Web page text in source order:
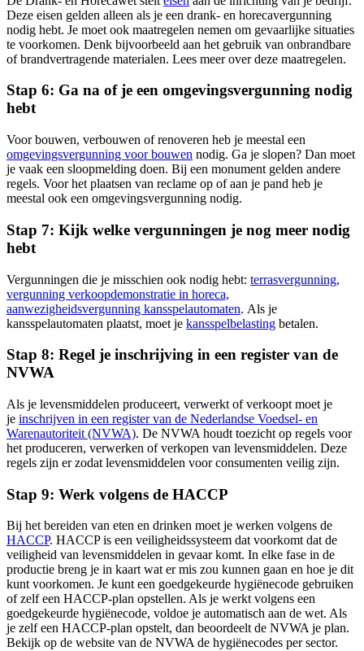
Deze eisen gelden alleen als je een drank- en horecavergunning
nodig hebt. Je moet ook maatregelen nemen om gevaarlijke situaties
te voorkomen. Denk bijvoorbeeld aan het gebruik van onbrandbare
of brandvertragende materialen. Lees meer over deze maatregelen.
Stap 6: Ga na of je een omgevingsvergunning nodig
hebt
Voor bouwen, verbouwen of renoveren heb je meestal een
omgevingsvergunning voor bouwen nodig. Ga je slopen? Dan moet
je vaak een sloopmelding doen. Bij een monument gelden andere
regels. Voor het plaatsen van reclame op of aan je pand heb je
meestal ook een omgevingsvergunning nodig.
Stap 7: Kijk welke vergunningen je nog meer nodig
hebt
Vergunningen die je misschien ook nodig hebt: terrasvergunning,
vergunning verkoopdemonstratie in horeca,
aanwezigheidsvergunning kansspelautomaten. Als je
kansspelautomaten plaatst, moet je kansspelbelasting betalen.
Stap 8: Regel je inschrijving in een register van de
NVWA
Als je levensmiddelen produceert, verwerkt of verkoopt moet je
je inschrijven in een register van de Nederlandse Voedsel- en
Warenautoriteit (NVWA). De NVWA houdt toezicht op regels voor
het produceren, verwerken of verkopen van levensmiddelen. Deze
regels zijn er zodat levensmiddelen voor consumenten veilig zijn.
Stap 9: Werk volgens de HACCP
Bij het bereiden van eten en drinken moet je werken volgens de
HACCP. HACCP is een veiligheidssysteem dat voorkomt dat de
veiligheid van levensmiddelen in gevaar komt. In elke fase in de
productie breng je in kaart wat er mis zou kunnen gaan en hoe je dit
kunt voorkomen. Je kunt een goedgekeurde hygiënecode gebruiken
of zelf een HACCP-plan opstellen. Als je werkt volgens een
goedgekeurde hygiënecode, voldoe je automatisch aan de wet. Als
je zelf een HACCP-plan opstelt, dan beoordeelt de NVWA je plan.
Bekijk op de website van de NVWA de hygiënecodes per sector.